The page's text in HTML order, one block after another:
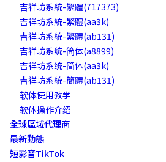
吉祥坊系統-繁體(717373)
吉祥坊系統-繁體(aa3k)
吉祥坊系統-繁體(ab131)
吉祥坊系统-简体(a8899)
吉祥坊系统-简体(aa3k)
吉祥坊系統-簡體(ab131)
软体使用教学
软体操作介绍
全球區域代理商
最新動態
短影音TikTok